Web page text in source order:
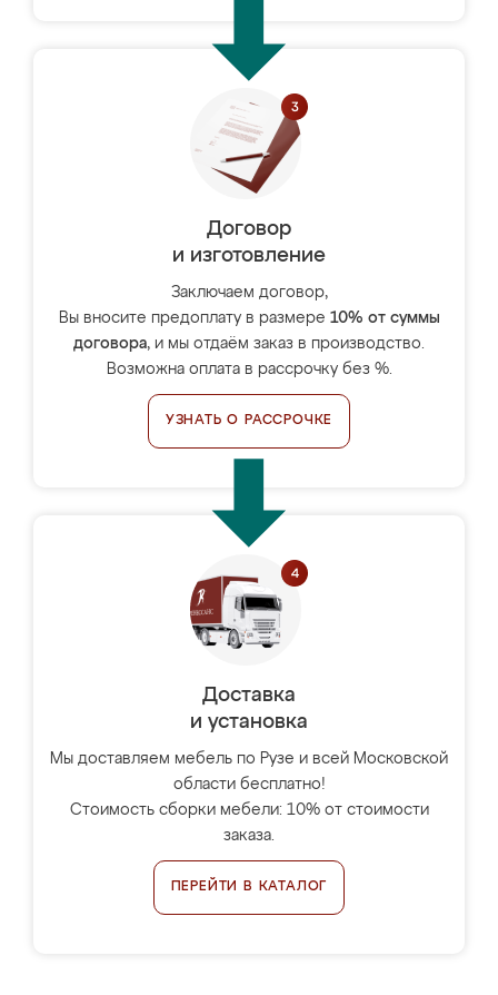
Договор
и изготовление
Заключаем договор,
Вы вносите предоплату в размере 10% от суммы
договора, и мы отдаём заказ в производство.
Возможна оплата в рассрочку без %.
УЗНАТЬ О РАССРОЧКЕ
Доставка
и установка
Мы доставляем мебель по Рузе и всей Московской
области бесплатно!
Стоимость сборки мебели: 10% от стоимости
заказа.
ПЕРЕЙТИ В КАТАЛОГ